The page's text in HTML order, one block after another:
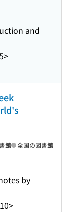
and
by
館 全国の図書館